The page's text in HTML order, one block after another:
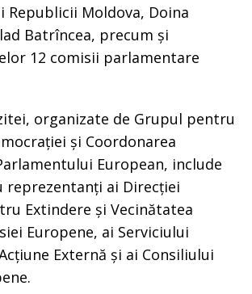
Republicii Moldova, Doina
Batrîncea, precum și
12 comisii parlamentare
organizate de Grupul pentru
și Coordonarea
European, include
reprezentanți ai Direcției
Extindere și Vecinătatea
Europene, ai Serviciului
Externă și ai Consiliului